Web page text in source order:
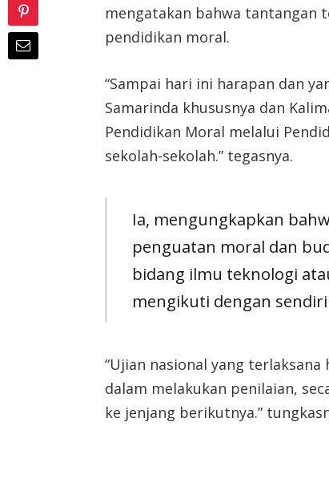
mengatakan bahwa tantangan
pendidikan moral.
“Sampai hari ini harapan dan
Samarinda khususnya dan
Pendidikan Moral melalui
sekolah-sekolah.” tegasnya.
Ia, mengungkapkan
penguatan moral dan
bidang ilmu teknologi
mengikuti dengan
“Ujian nasional yang
dalam melakukan penilaian,
ke jenjang berikutnya.”